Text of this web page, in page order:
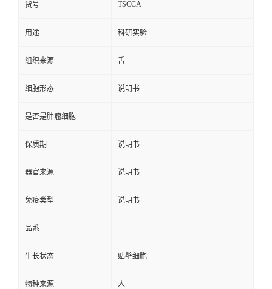
货号 TSCCA
用途 科研实验
组织来源 舌
细胞形态 说明书
是否是肿瘤细胞
保质期 说明书
器官来源 说明书
免疫类型 说明书
品系
生长状态 贴壁细胞
物种来源 人